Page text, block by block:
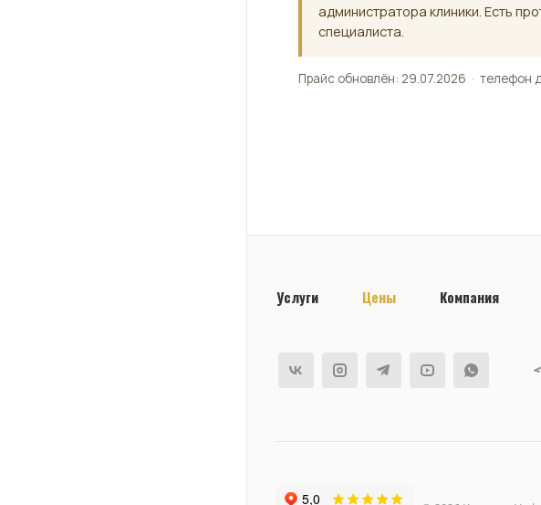
администратора клиники. Есть
специалиста.
Прайс обновлён: 29.07.2026 · телефон
Услуги Цены Компания